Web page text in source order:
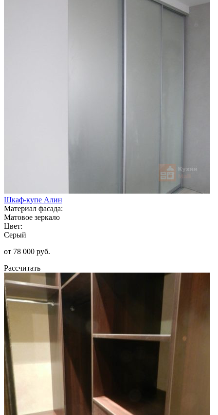
Шкаф-купе Алин
Материал фасада:
Матовое зеркало
Цвет:
Серый
от 78 000 руб.
Рассчитать